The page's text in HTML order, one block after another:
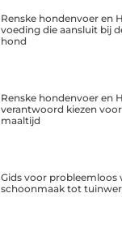
Renske hondenvoer en
voeding die aansluit bij
hond
Renske hondenvoer en
verantwoord kiezen
maaltijd
Gids voor probleemloos
schoonmaak tot